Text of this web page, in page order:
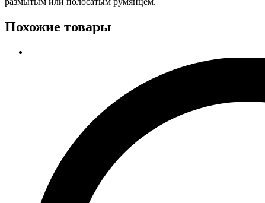
Похожие товары